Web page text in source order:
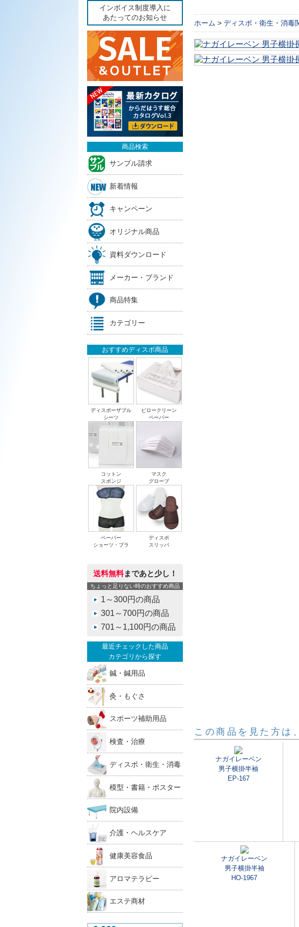
インボイス制度導入に
あたってのお知らせ
商品検索
サンプル請求
新着情報
キャンペーン
オリジナル商品
資料ダウンロード
メーカー・ブランド
商品特集
カテゴリー
おすすめディスポ商品
ディスポーザブル
シーツ
ピロークリーン
ペーパー
コットン
スポンジ
マスク
グローブ
ペーパー
ショーツ・ブラ
ディスポ
スリッパ
送料無料まであと少し！
ちょっと足りない時のおすすめ商品
1～300円の商品
301～700円の商品
701～1,100円の商品
最近チェックした商品
カテゴリから探す
鍼・鍼用品
灸・もぐさ
スポーツ補助用品
検査・治療
ディスポ・衛生・消毒
模型・書籍・ポスター
院内設備
介護・ヘルスケア
健康美容食品
アロマテラピー
エステ商材
ホーム > ディスポ・衛生・消毒
この商品を見た方は
ナガイレーベン
男子横掛半袖
EP-167
ナガイレーベン
男子横掛半袖
HO-1967